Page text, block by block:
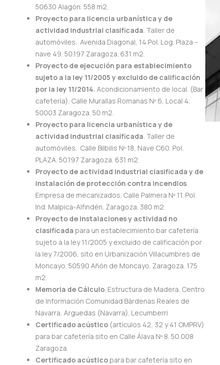
50630 Alagón. 558 m2.
Proyecto para licencia urbanística y de
actividad industrial clasificada. Taller de
automóviles. Avenida Diagonal, 14 Pol. Log. Plaza –
nave 49. 50.197 Zaragoza. 631 m2.
Proyecto de ejecución para establecimiento
sujeto a la ley 11/2005 y excluido de calificación
por la ley 11/2014. Acondicionamiento de local. (Bar
cafetería). Calle Murallas Romanas Nº 6, Local 4.
50003 Zaragoza. 50 m2.
Proyecto para licencia urbanística y de
actividad industrial clasificada. Taller de
automóviles. Calle Bilbilis Nº 18, Nave C60. Pol.
PLAZA. 50.197 Zaragoza. 631 m2.
Proyecto de actividad industrial clasificada y de
instalación de protección contra incendios.
Empresa de mecanizados. Calle Palmera Nº 11. Pol.
Ind. Malpica-Alfindén. Zaragoza. 380 m2.
Proyecto de instalaciones y actividad no
clasificada para un establecimiento bar cafetería
sujeto a la ley 11/2005 y excluido de calificación por
la ley 7/2006, sito en Urbanización Villacumbres de
Moncayo. 50590 Añón de Moncayo. Zaragoza. 175
m2.
Memoria de Cálculo. Estructura de Madera. Centro
de Información Comunidad Bárdenas Reales de
Navarra, Arguedas (Navarra). Lecumberri
Certificado acústico (artículos 42, 32 y 41 OMPRV)
para bar cafetería sito en Calle Álava Nº 8. 50.008
Zaragoza.
Certificado acústicopara bar cafetería sito en